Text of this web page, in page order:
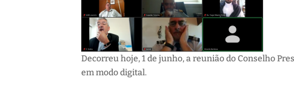
Decorreu hoje, 1 de junho, a reunião do Conselho
em modo digital.